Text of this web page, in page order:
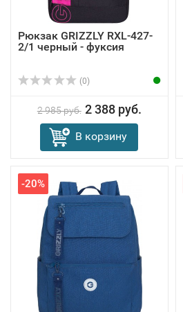
Рюкзак GRIZZLY RXL-427-
2/1 черный - фуксия
(0)
2 985 руб. 2 388 руб.
В корзину
-20%